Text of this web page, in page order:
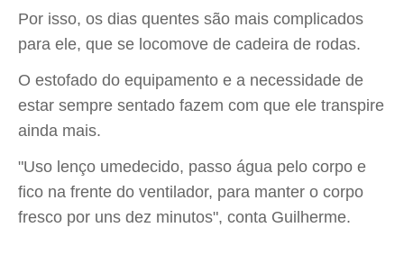
Por isso, os dias quentes são mais complicados
para ele, que se locomove de cadeira de rodas.
O estofado do equipamento e a necessidade de
estar sempre sentado fazem com que ele transpire
ainda mais.
"Uso lenço umedecido, passo água pelo corpo e
fico na frente do ventilador, para manter o corpo
fresco por uns dez minutos", conta Guilherme.